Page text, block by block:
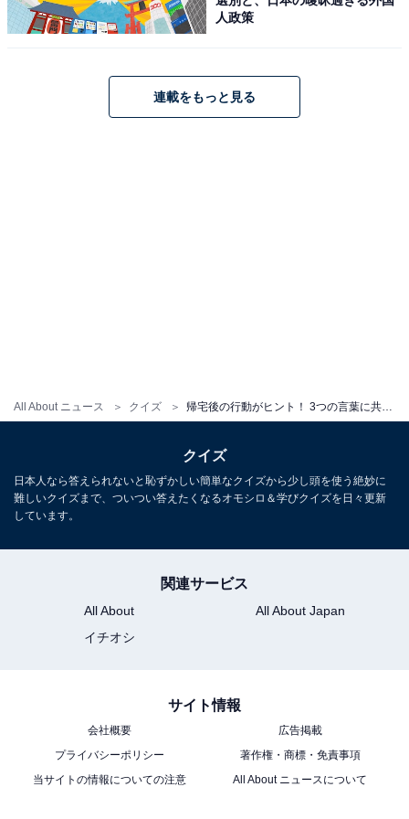
All About ニュース クイズ
人政策
連載をもっと見る
クイズ
日本人なら答えられないと恥ずかしい簡単なクイズから少し頭を使う絶妙に
難しいクイズまで、ついつい答えたくなるオモシロ＆学びクイズを日々更新
しています。
関連サービス
All About
All About Japan
イチオシ
サイト情報
会社概要
広告掲載
プライバシーポリシー
著作権・商標・免責事項
当サイトの情報についての注意
All About ニュースについて